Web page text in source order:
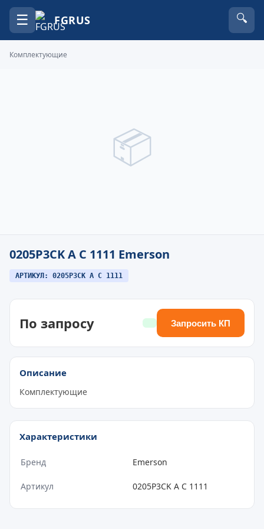
☰ FGRUS 🔍
Комплектующие
📦
0205P3CK A C 1111 Emerson
АРТИКУЛ: 0205P3CK A C 1111
По запросу Запросить КП
Описание
Комплектующие
Характеристики
Бренд Emerson
Артикул 0205P3CK A C 1111